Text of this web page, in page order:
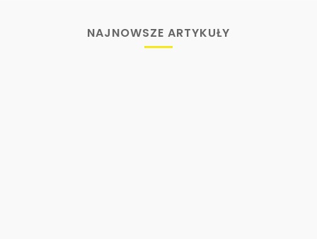
NAJNOWSZE ARTYKUŁY